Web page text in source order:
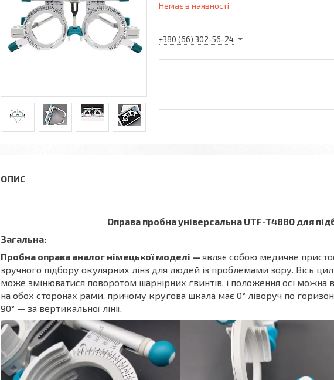
Немає в наявності
+380 (66) 302-56-24
Оправа пробна універсальна UTF-T4880 для
Загальна:
Пробна оправа аналог німецької моделі — являє собою медичне
зручного підбору окулярних лінз для людей із проблемами зору. Вісь
може змінюватися поворотом шарнірних гвинтів, і положення осі
на обох сторонах рами, причому кругова шкала має 0° ліворуч по
90° — за вертикальної лінії.